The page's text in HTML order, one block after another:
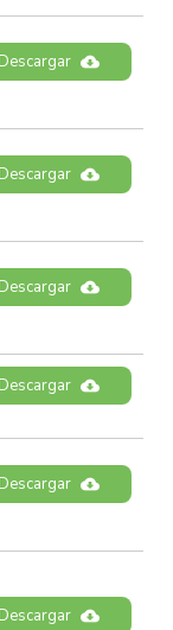
Descargar
Descargar
Descargar
Descargar
Descargar
Descargar